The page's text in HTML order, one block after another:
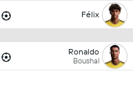
Félix
Ronaldo
Boushal